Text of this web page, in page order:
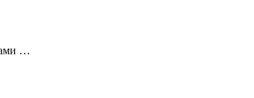
…